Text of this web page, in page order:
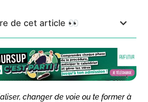
de cet article 👀
changer de voie ou te former à